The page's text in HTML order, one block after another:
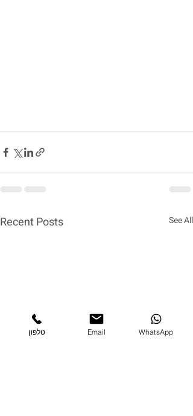
Recent Posts See All
טלפון Email WhatsApp